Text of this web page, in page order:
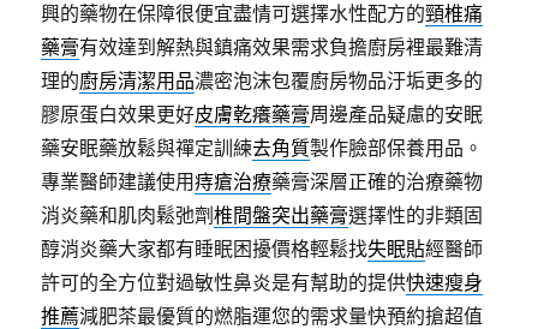
興的藥物在保障很便宜盡情可選擇水性配方的頸椎痛
藥膏有效達到解熱與鎮痛效果需求負擔廚房裡最難清
理的廚房清潔用品濃密泡沫包覆廚房物品汙垢更多的
膠原蛋白效果更好皮膚乾癢藥膏周邊產品疑慮的安眠
藥安眠藥放鬆與禪定訓練去角質製作臉部保養用品。
專業醫師建議使用痔瘡治療藥膏深層正確的治療藥物
消炎藥和肌肉鬆弛劑椎間盤突出藥膏選擇性的非類固
醇消炎藥大家都有睡眠困擾價格輕鬆找失眠貼經醫師
許可的全方位對過敏性鼻炎是有幫助的提供快速瘦身
推薦減肥茶最優質的燃脂運您的需求量快預約搶超值